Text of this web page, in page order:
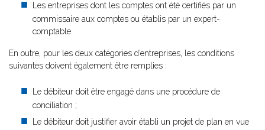
Les entreprises dont les comptes ont été certifiés par un
commissaire aux comptes ou établis par un expert-
comptable.
En outre, pour les deux catégories d’entreprises, les conditions
suivantes doivent également être remplies :
Le débiteur doit être engagé dans une procédure de
conciliation ;
Le débiteur doit justifier avoir établi un projet de plan en vue